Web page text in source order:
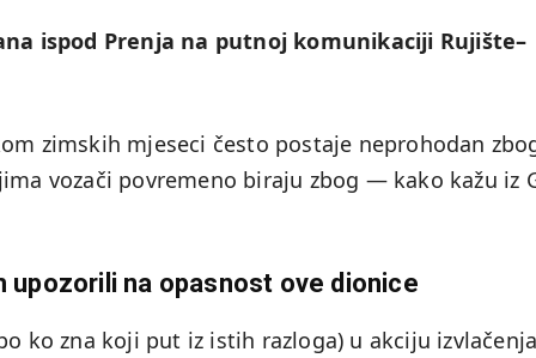
ispod Prenja na putnoj komunikaciji Rujište–
zimskih mjeseci često postaje neprohodan
vozači povremeno biraju zbog — kako kažu iz
upozorili na opasnost ove dionice
ko zna koji put iz istih razloga) u akciju